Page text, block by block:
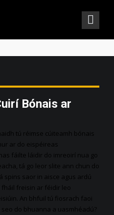
Bónais ar
tú réimse cúiteamh bónais
ar do eispéireas
fáilte láidir do imreoirí nua go
tá go leor slite ann chun do
spins saor in aisce agus ardú
freisin ar féidir leo
An bhfuil tú fiosrach faoi
do bhuanna a uasmhéadú?